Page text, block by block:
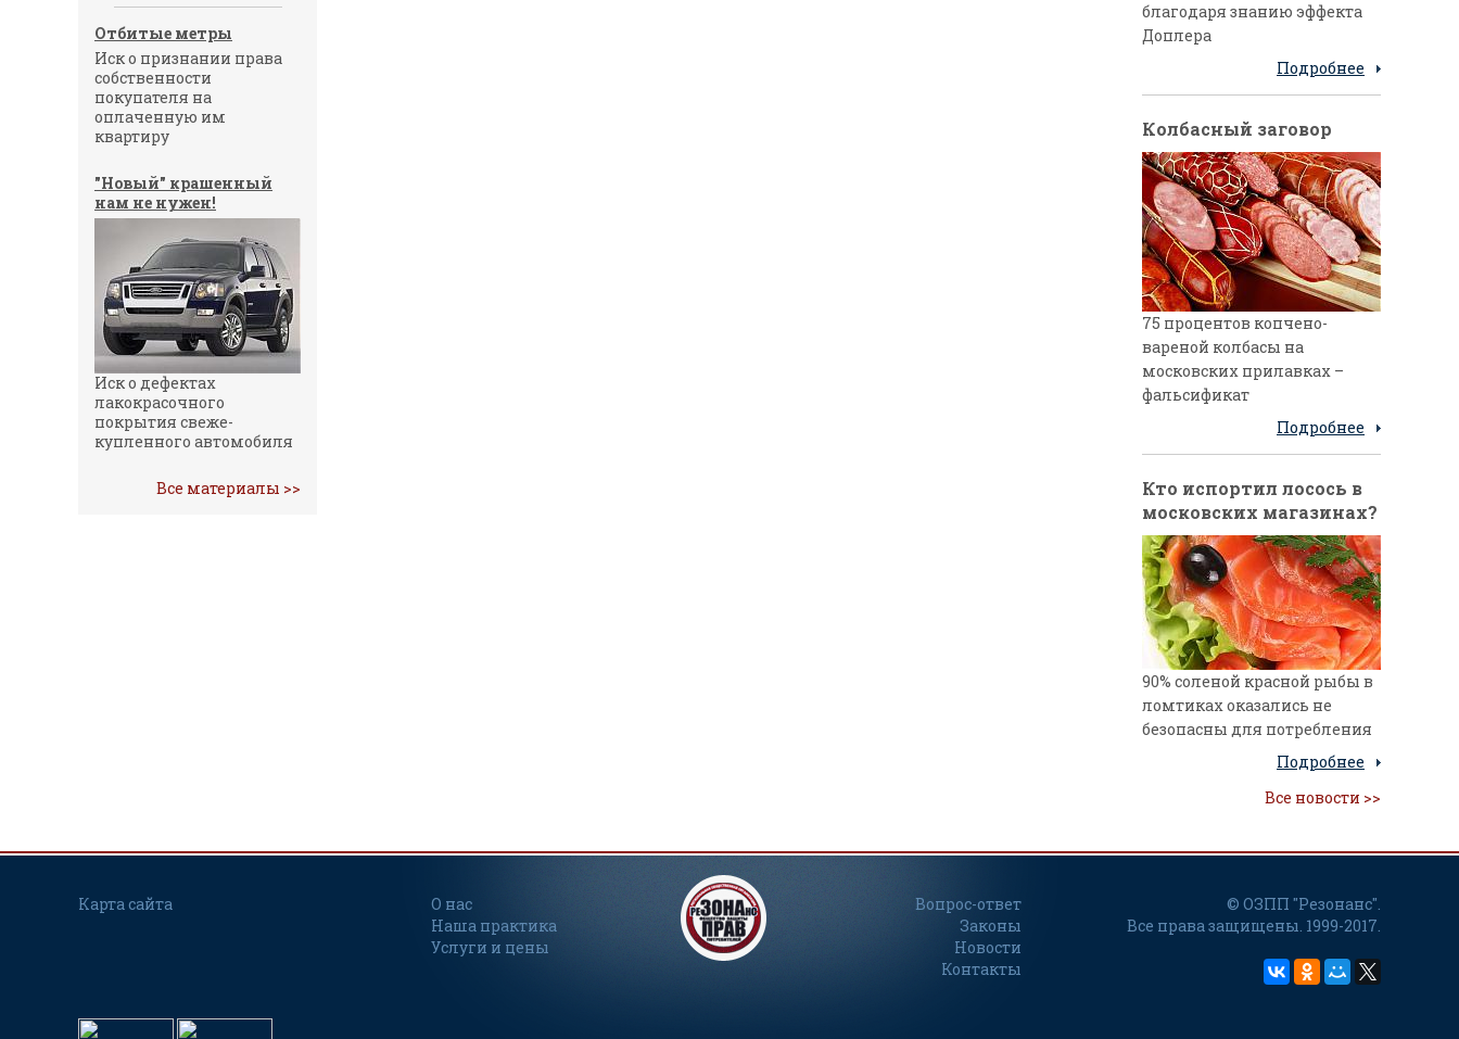
Отбитые метры
Иск о признании права
собственности
покупателя на
оплаченную им
квартиру
"Новый" крашенный
нам не нужен!
Иск о дефектах
лакокрасочного
покрытия свеже-
купленного автомобиля
Все материалы >>
благодаря знанию эффекта
Доплера
Подробнее
Колбасный заговор
75 процентов копчено-
вареной колбасы на
московских прилавках –
фальсификат
Подробнее
Кто испортил лосось в
московских магазинах?
90% соленой красной рыбы в
ломтиках оказались не
безопасны для потребления
Подробнее
Все новости >>
Карта сайта
О нас
Наша практика
Услуги и цены
Вопрос-ответ
Законы
Новости
Контакты
© ОЗПП "Резонанс".
Все права защищены. 1999-2017.